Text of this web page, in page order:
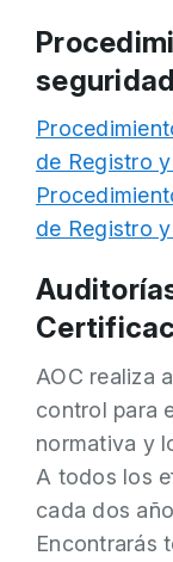
seguridad
de Registro
de Registro
AOC realiza
control para
normativa y
A todos los
cada dos
Encontrarás